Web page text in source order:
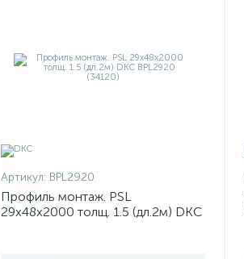
Артикул: BPL2920
Профиль монтаж. PSL
29х48х2000 толщ. 1.5 (дл.2м) DKC